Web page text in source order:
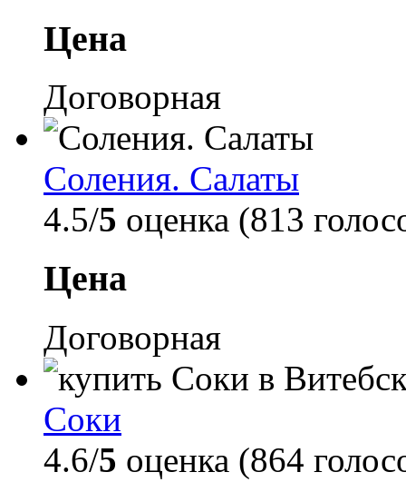
Цена
Договорная
Соления. Салаты
4.5/5 оценка (813
Цена
Договорная
Соки
4.6/5 оценка (864